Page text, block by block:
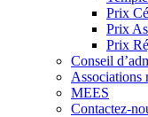
Prix
Prix
Prix
Conseil
Associations
MEES
Contactez-